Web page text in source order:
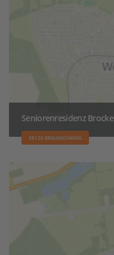
Seniorenresidenz
38120 BRAUNSCHWEIG